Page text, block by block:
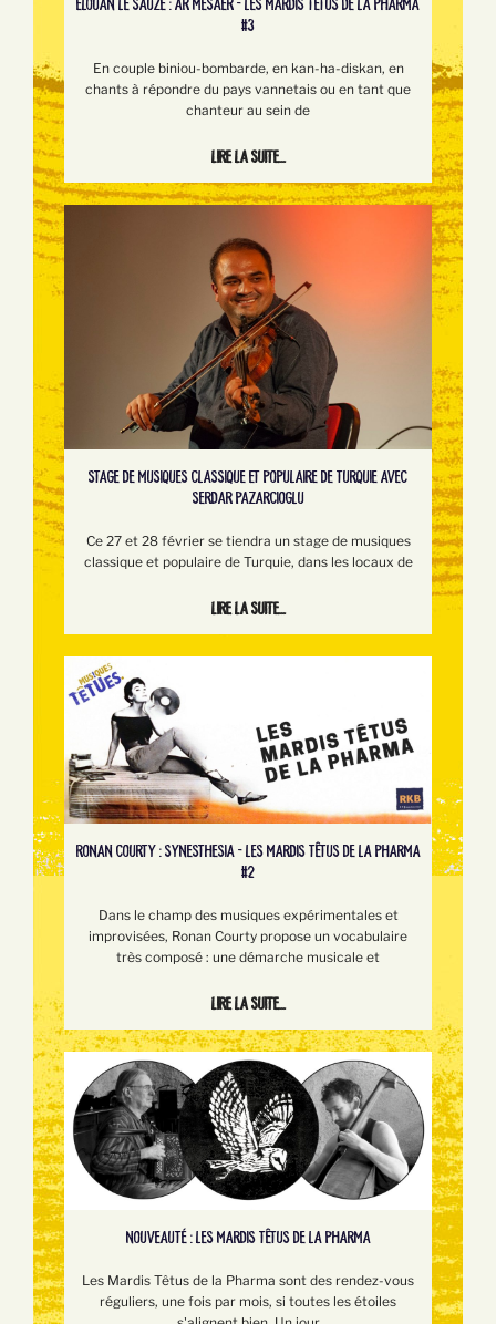
ELOUAN LE SAUZE : AR MESAER - LES MARDIS TÊTUS DE LA PHARMA
#3
En couple biniou-bombarde, en kan-ha-diskan, en
chants à répondre du pays vannetais ou en tant que
chanteur au sein de
Lire la suite...
STAGE DE MUSIQUES CLASSIQUE ET POPULAIRE DE TURQUIE AVEC
SERDAR PAZARCIOGLU
Ce 27 et 28 février se tiendra un stage de musiques
classique et populaire de Turquie, dans les locaux de
Lire la suite...
RONAN COURTY : SYNESTHESIA - LES MARDIS TÊTUS DE LA PHARMA
#2
Dans le champ des musiques expérimentales et
improvisées, Ronan Courty propose un vocabulaire
très composé : une démarche musicale et
Lire la suite...
NOUVEAUTÉ : LES MARDIS TÊTUS DE LA PHARMA
Les Mardis Têtus de la Pharma sont des rendez-vous
réguliers, une fois par mois, si toutes les étoiles